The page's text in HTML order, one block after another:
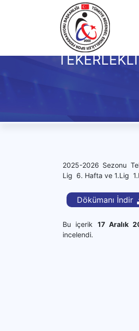
2025-2026 Sezonu
Lig 6. Hafta ve 1.Lig
Dökümanı İndir
Bu içerik 17 Aralık
incelendi.